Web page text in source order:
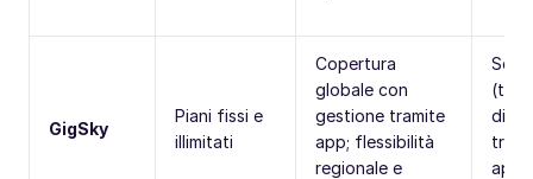
GigSky
Piani fissi e
illimitati
Copertura
globale con
gestione tramite
app; flessibilità
regionale e
Solo